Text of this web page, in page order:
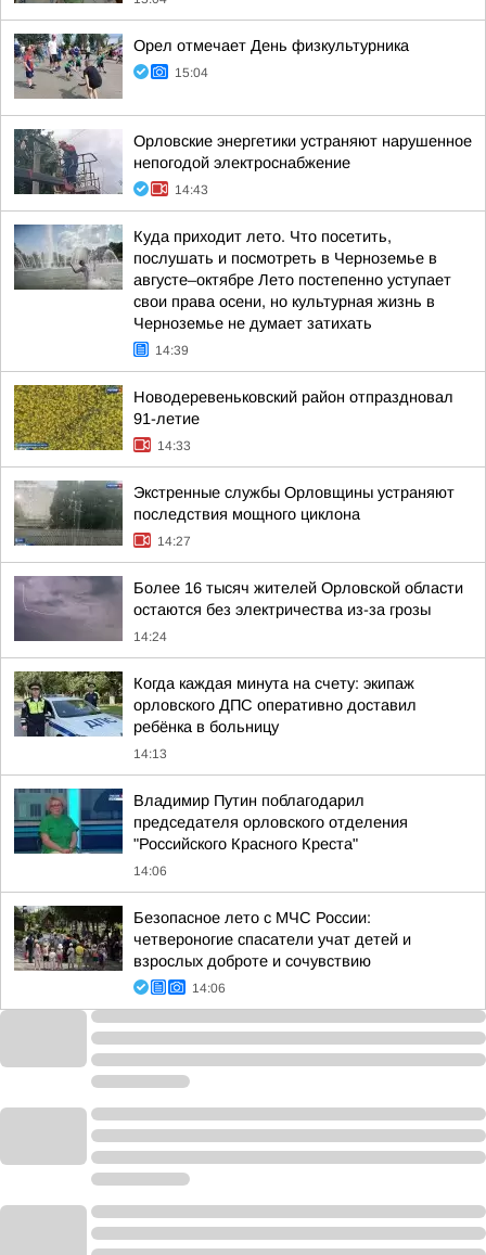
Орел отмечает День физкультурника
15:04
Орловские энергетики устраняют нарушенное
непогодой электроснабжение
14:43
Куда приходит лето. Что посетить,
послушать и посмотреть в Черноземье в
августе–октябре Лето постепенно уступает
свои права осени, но культурная жизнь в
Черноземье не думает затихать
14:39
Новодеревеньковский район отпраздновал
91-летие
14:33
Экстренные службы Орловщины устраняют
последствия мощного циклона
14:27
Более 16 тысяч жителей Орловской области
остаются без электричества из-за грозы
14:24
Когда каждая минута на счету: экипаж
орловского ДПС оперативно доставил
ребёнка в больницу
14:13
Владимир Путин поблагодарил
председателя орловского отделения
"Российского Красного Креста"
14:06
Безопасное лето с МЧС России:
четвероногие спасатели учат детей и
взрослых доброте и сочувствию
14:06